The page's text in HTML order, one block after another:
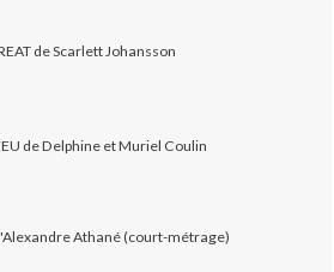
de Scarlett Johansson
de Delphine et Muriel Coulin
Athané (court-métrage)